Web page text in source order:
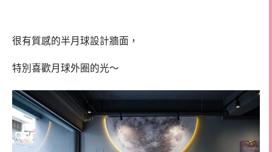
很有質感的半月球設計牆面，
特別喜歡月球外圈的光～